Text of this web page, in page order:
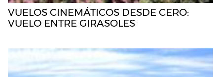
VUELOS CINEMÁTICOS DESDE CERO:
VUELO ENTRE GIRASOLES